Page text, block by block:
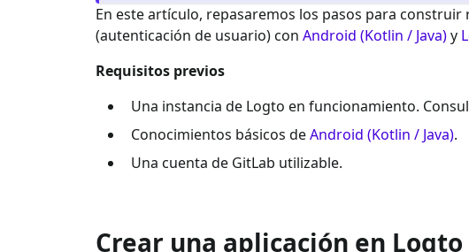
En este artículo, repasaremos los pasos para
(autenticación de usuario) con Android (Kotlin / Java)y
Requisitos previos
Una instancia de Logto en funcionamiento.
Conocimientos básicos deAndroid (Kotlin / Java).
Una cuenta de GitLab utilizable.
Crear una aplicación en Logto